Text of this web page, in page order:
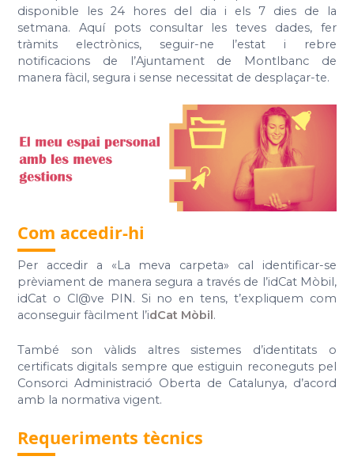
disponible les 24 hores del dia i els 7 dies de la
setmana. Aquí pots consultar les teves dades, fer
tràmits electrònics, seguir-ne l’estat i rebre
notificacions de l’Ajuntament de Montlbanc de
manera fàcil, segura i sense necessitat de desplaçar-te.
Com accedir-hi
Per accedir a «La meva carpeta» cal identificar-se
prèviament de manera segura a través de l’idCat Mòbil,
idCat o Cl@ve PIN. Si no en tens, t’expliquem com
aconseguir fàcilment l’idCat Mòbil.
També son vàlids altres sistemes d’identitats o
certificats digitals sempre que estiguin reconeguts pel
Consorci Administració Oberta de Catalunya, d’acord
amb la normativa vigent.
Requeriments tècnics